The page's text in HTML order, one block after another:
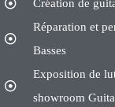
Création de
Réparation et
Basses
Exposition de
showroom